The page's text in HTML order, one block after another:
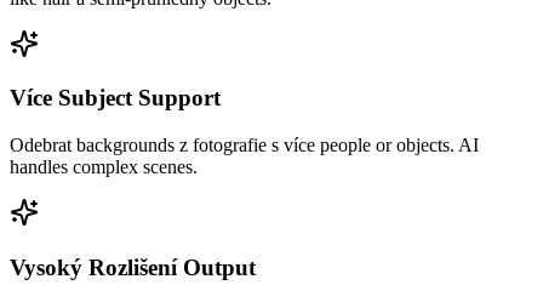
Více Subject Support
Odebrat backgrounds z fotografie s více people or objects. AI
handles complex scenes.
Vysoký Rozlišení Output